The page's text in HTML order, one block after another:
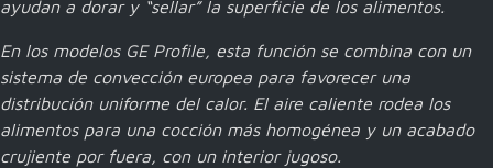
ayudan a dorar y “sellar” la superficie de los alimentos.
En los modelos GE Profile, esta función se combina con un
sistema de convección europea para favorecer una
distribución uniforme del calor. El aire caliente rodea los
alimentos para una cocción más homogénea y un acabado
crujiente por fuera, con un interior jugoso.